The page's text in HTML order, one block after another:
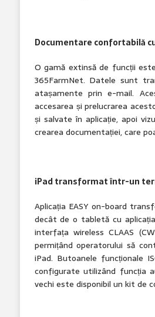
Documentare confortabilă
O gamă extinsă de funcții
365FarmNet. Datele sunt
atașamente prin e-mail.
accesarea și prelucrarea
și salvate în aplicație, apoi
crearea documentației, care
iPad transformat într-un
Aplicația EASY on-board
decât de o tabletă cu
interfața wireless CLAAS
permițând operatorului să
iPad. Butoanele funcționale
configurate utilizând funcția
vechi este disponibil un kit de